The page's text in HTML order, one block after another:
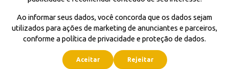
Ao informar seus dados, você concorda que os dados sejam
utilizados para ações de marketing de anunciantes e parceiros,
conforme a política de privacidade e proteção de dados.
Aceitar Rejeitar